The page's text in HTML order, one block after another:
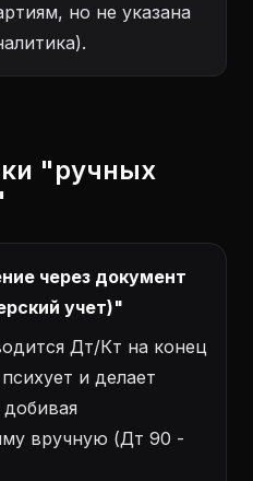
но не указана
"ручных
через документ
учет)"
Дт/Кт на конец
и делает
вручную (Дт 90 -